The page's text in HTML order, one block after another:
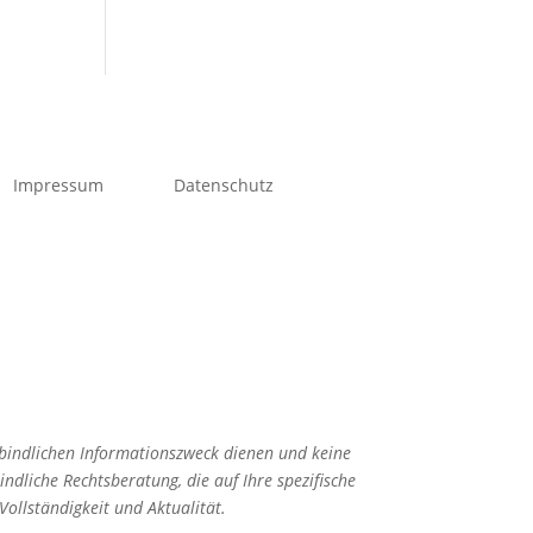
Impressum Datenschutz
Informationszweck dienen und keine
Rechtsberatung, die auf Ihre spezifische
und Aktualität.